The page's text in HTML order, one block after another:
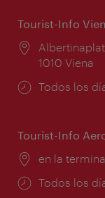
Tourist-Info
Lugar:
1010 Viena
Horarios
Todos los
Tourist-Info
Lugar:
en la
Horarios
Todos los